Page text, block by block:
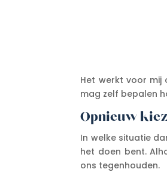
Het werkt voor mij
mag zelf bepalen
Opnieuw
In welke situatie
het doen bent.
ons tegenhouden.